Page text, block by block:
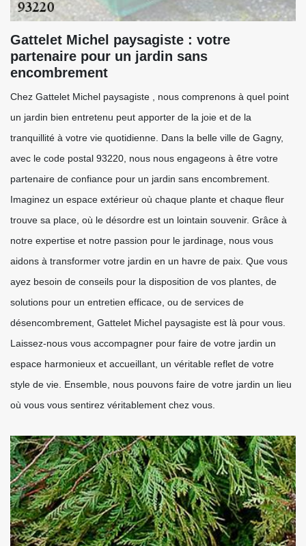
Gattelet Michel paysagiste : votre
partenaire pour un jardin sans
encombrement
Chez Gattelet Michel paysagiste , nous comprenons à quel point
un jardin bien entretenu peut apporter de la joie et de la
tranquillité à votre vie quotidienne. Dans la belle ville de Gagny,
avec le code postal 93220, nous nous engageons à être votre
partenaire de confiance pour un jardin sans encombrement.
Imaginez un espace extérieur où chaque plante et chaque fleur
trouve sa place, où le désordre est un lointain souvenir. Grâce à
notre expertise et notre passion pour le jardinage, nous vous
aidons à transformer votre jardin en un havre de paix. Que vous
ayez besoin de conseils pour la disposition de vos plantes, de
solutions pour un entretien efficace, ou de services de
désencombrement, Gattelet Michel paysagiste est là pour vous.
Laissez-nous vous accompagner pour faire de votre jardin un
espace harmonieux et accueillant, un véritable reflet de votre
style de vie. Ensemble, nous pouvons faire de votre jardin un lieu
où vous vous sentirez véritablement chez vous.